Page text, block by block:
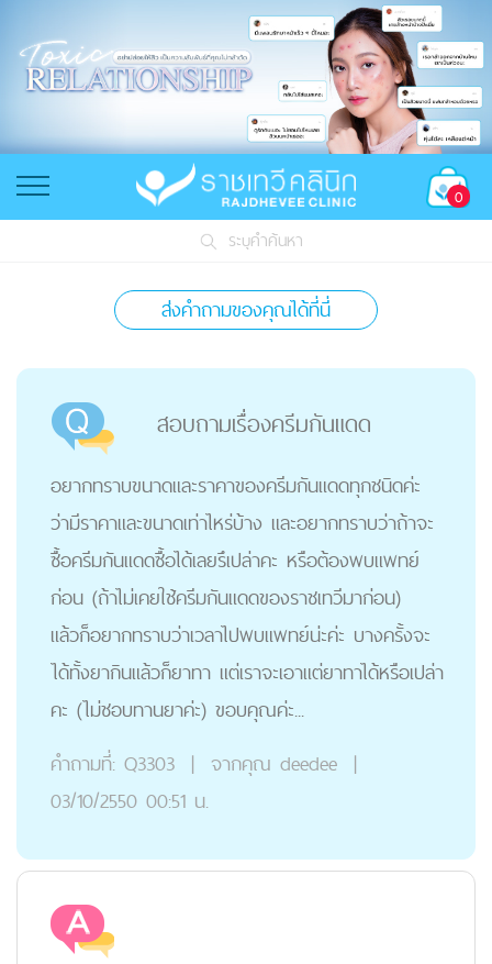
0
ระบุคำค้นหา
ส่งคำถามของคุณได้ที่นี่
สอบถามเรื่องครีมกันแดด
อยากทราบขนาดและราคาของครีมกันแดดทุกชนิดค่ะ
ว่ามีราคาและขนาดเท่าไหร่บ้าง และอยากทราบว่าถ้าจะ
ซื้อครีมกันแดดซื้อได้เลยรึเปล่าคะ หรือต้องพบแพทย์
ก่อน (ถ้าไม่เคยใช้ครีมกันแดดของราชเทวีมาก่อน)
แล้วก็อยากทราบว่าเวลาไปพบแพทย์น่ะค่ะ บางครั้งจะ
ได้ทั้งยากินแล้วก็ยาทา แต่เราจะเอาแต่ยาทาได้หรือเปล่า
คะ (ไม่ชอบทานยาค่ะ) ขอบคุณค่ะ...
คำถามที่: Q3303 | จากคุณ deedee |
03/10/2550 00:51 น.